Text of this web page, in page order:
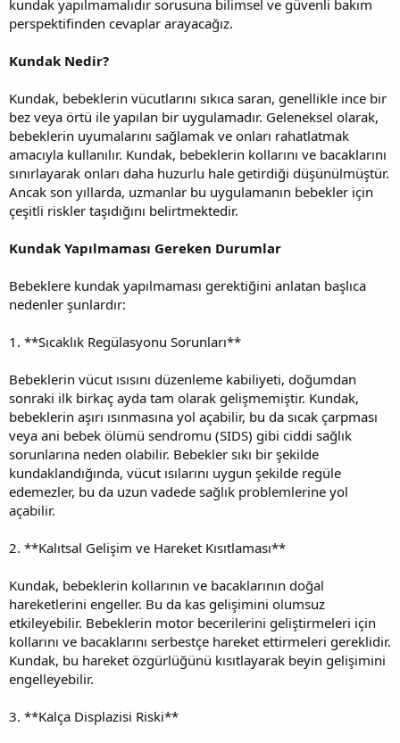
kundak yapılmamalıdır sorusuna bilimsel ve güvenli bakım
perspektifinden cevaplar arayacağız.
Kundak Nedir?
Kundak, bebeklerin vücutlarını sıkıca saran, genellikle ince bir
bez veya örtü ile yapılan bir uygulamadır. Geleneksel olarak,
bebeklerin uyumalarını sağlamak ve onları rahatlatmak
amacıyla kullanılır. Kundak, bebeklerin kollarını ve bacaklarını
sınırlayarak onları daha huzurlu hale getirdiği düşünülmüştür.
Ancak son yıllarda, uzmanlar bu uygulamanın bebekler için
çeşitli riskler taşıdığını belirtmektedir.
Kundak Yapılmaması Gereken Durumlar
Bebeklere kundak yapılmaması gerektiğini anlatan başlıca
nedenler şunlardır:
1. **Sıcaklık Regülasyonu Sorunları**
Bebeklerin vücut ısısını düzenleme kabiliyeti, doğumdan
sonraki ilk birkaç ayda tam olarak gelişmemiştir. Kundak,
bebeklerin aşırı ısınmasına yol açabilir, bu da sıcak çarpması
veya ani bebek ölümü sendromu (SIDS) gibi ciddi sağlık
sorunlarına neden olabilir. Bebekler sıkı bir şekilde
kundaklandığında, vücut ısılarını uygun şekilde regüle
edemezler, bu da uzun vadede sağlık problemlerine yol
açabilir.
2. **Kalıtsal Gelişim ve Hareket Kısıtlaması**
Kundak, bebeklerin kollarının ve bacaklarının doğal
hareketlerini engeller. Bu da kas gelişimini olumsuz
etkileyebilir. Bebeklerin motor becerilerini geliştirmeleri için
kollarını ve bacaklarını serbestçe hareket ettirmeleri gereklidir.
Kundak, bu hareket özgürlüğünü kısıtlayarak beyin gelişimini
engelleyebilir.
3. **Kalça Displazisi Riski**